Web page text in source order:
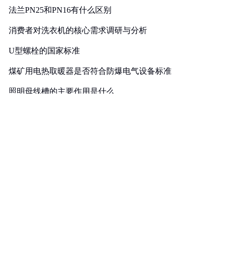
法兰PN25和PN16有什么区别
消费者对洗衣机的核心需求调研与分析
U型螺栓的国家标准
煤矿用电热取暖器是否符合防爆电气设备标准
照明母线槽的主要作用是什么